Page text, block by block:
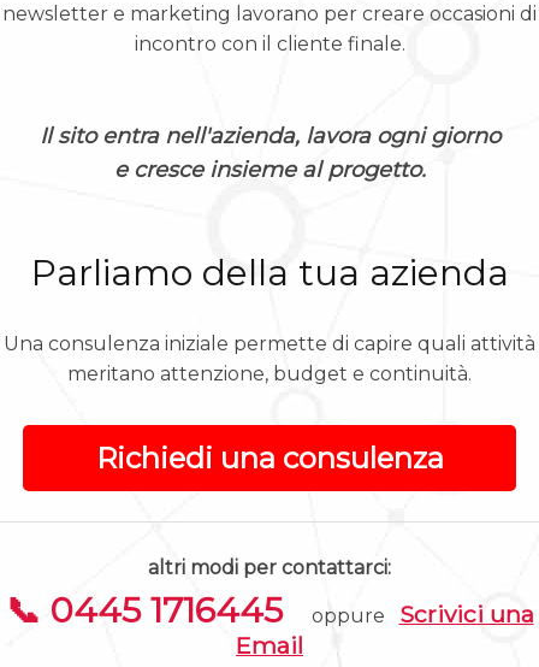
newsletter e marketing lavorano per creare occasioni di
incontro con il cliente finale.
Il sito entra nell'azienda, lavora ogni giorno
e cresce insieme al progetto.
Parliamo della tua azienda
Una consulenza iniziale permette di capire quali attività
meritano attenzione, budget e continuità.
Richiedi una consulenza
altri modi per contattarci:
📞 0445 1716445 oppure Scrivici una
Email